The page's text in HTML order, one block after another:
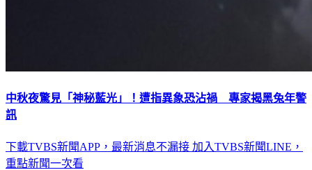
中秋夜驚見「神秘藍光」！遭指異象恐沾禍 專家揭黑兔年警
訊
下載TVBS新聞APP，最新消息不漏接 加入TVBS新聞LINE，
重點新聞一次看